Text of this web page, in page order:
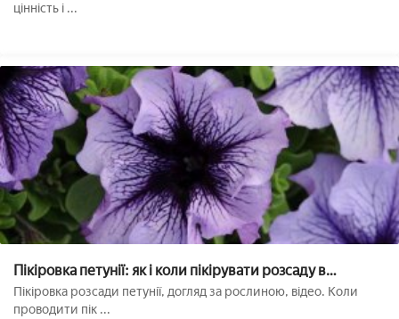
цінність і ...
Пікіровка петунії: як і коли пікірувати розсаду в
домашніх умовах
Пікіровка розсади петунії, догляд за рослиною, відео. Коли
проводити пік ...